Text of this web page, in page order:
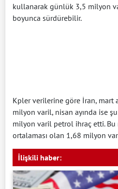
kullanarak günlük 3,5 milyon
boyunca sürdürebilir.
Kpler verilerine göre İran, mart
milyon varil, nisan ayında ise
milyon varil petrol ihraç etti. Bu
ortalaması olan 1,68 milyon
İlişkili haber: